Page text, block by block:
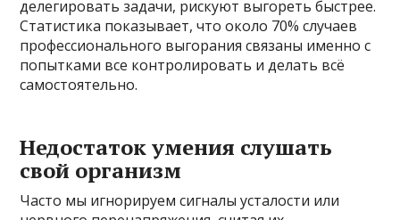
делегировать задачи, рискуют выгореть быстрее.
Статистика показывает, что около 70% случаев
профессионального выгорания связаны именно с
попытками все контролировать и делать всё
самостоятельно.
Недостаток умения слушать
свой организм
Часто мы игнорируем сигналы усталости или